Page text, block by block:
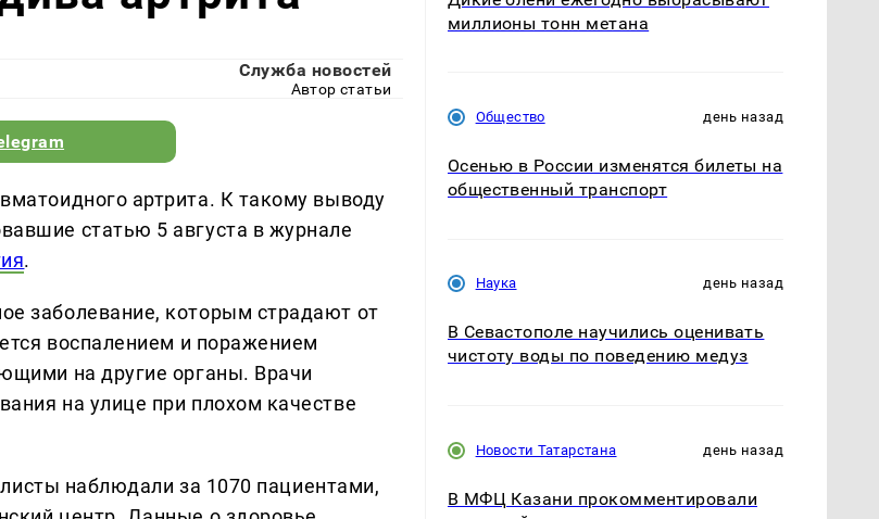
Служба новостей
Автор статьи
артрита. К такому выводу
статью 5 августа в журнале
.
заболевание, которым страдают от
воспалением и поражением
на другие органы. Врачи
на улице при плохом качестве
наблюдали за 1070 пациентами,
миллионы тонн метана
Общество день назад
Осенью в России изменятся билеты на
общественный транспорт
Наука день назад
В Севастополе научились оценивать
чистоту воды по поведению медуз
Новости Татарстана день назад
В МФЦ Казани прокомментировали